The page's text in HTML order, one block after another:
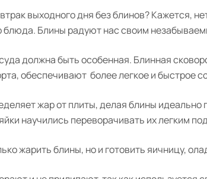
выходного дня без блинов? Кажется,
блюда. Блины радуют нас своим
должна быть особенная. Блинная
обеспечивают более легкое и быстрое
жар от плиты, делая блины
научились переворачивать их легким
жарить блины, но и готовить яичницу,